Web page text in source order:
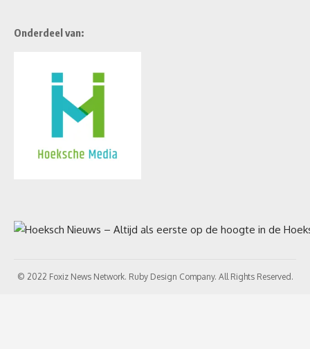
Onderdeel van:
© 2022 Foxiz News Network. Ruby Design Company. All Rights Reserved.